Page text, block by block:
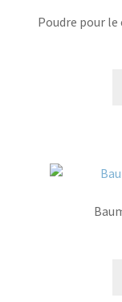
Poudre pour le